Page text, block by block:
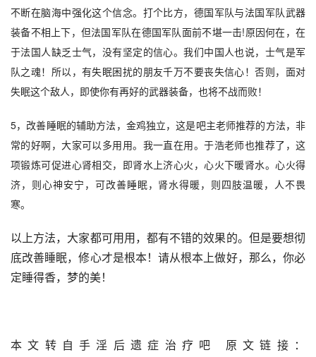
不断在脑海中强化这个信念。打个比方，德国军队与法国军队武器
装备不相上下，但法国军队在德国军队面前不堪一击!原因何在，在
于法国人缺乏士气，没有坚定的信心。我们中国人也说，士气是军
队之魂！所以，有失眠困扰的朋友千万不要丧失信心！否则，面对
失眠这个敌人，即使你有再好的武器装备，也将不战而败！
5，改善睡眠的辅助方法，金鸡独立，这是吧主老师推荐的方法，非
常的好啊，大家可以多用用。我一直在用。于浩老师也推荐了，这
项锻炼可促进心肾相交，即肾水上济心火，心火下暖肾水。心火得
济，则心神安宁，可改善睡眠，肾水得暖，则四肢温暖，人不畏
寒。
以上方法，大家都可用用，都有不错的效果的。但是要想彻
底改善睡眠，修心才是根本！请从根本上做好，那么，你必
定睡得香，梦的美！
本文转自手淫后遗症治疗吧 原文链接：